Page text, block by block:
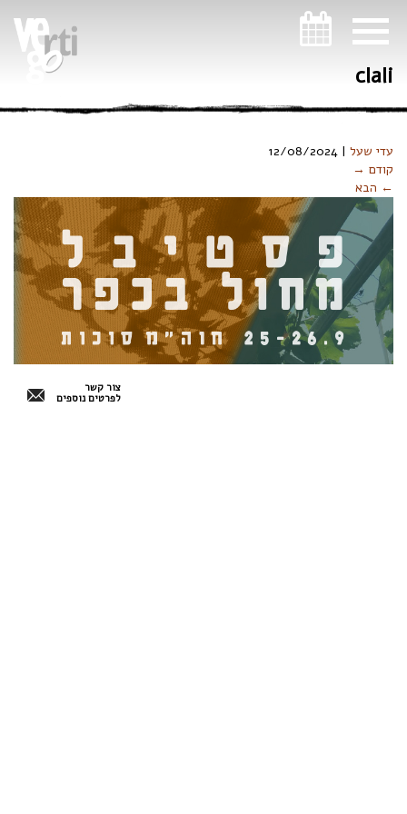
clali
עדי שעל |
12/08/2024
קודם →
← הבא
צור קשר
לפרטים נוספים